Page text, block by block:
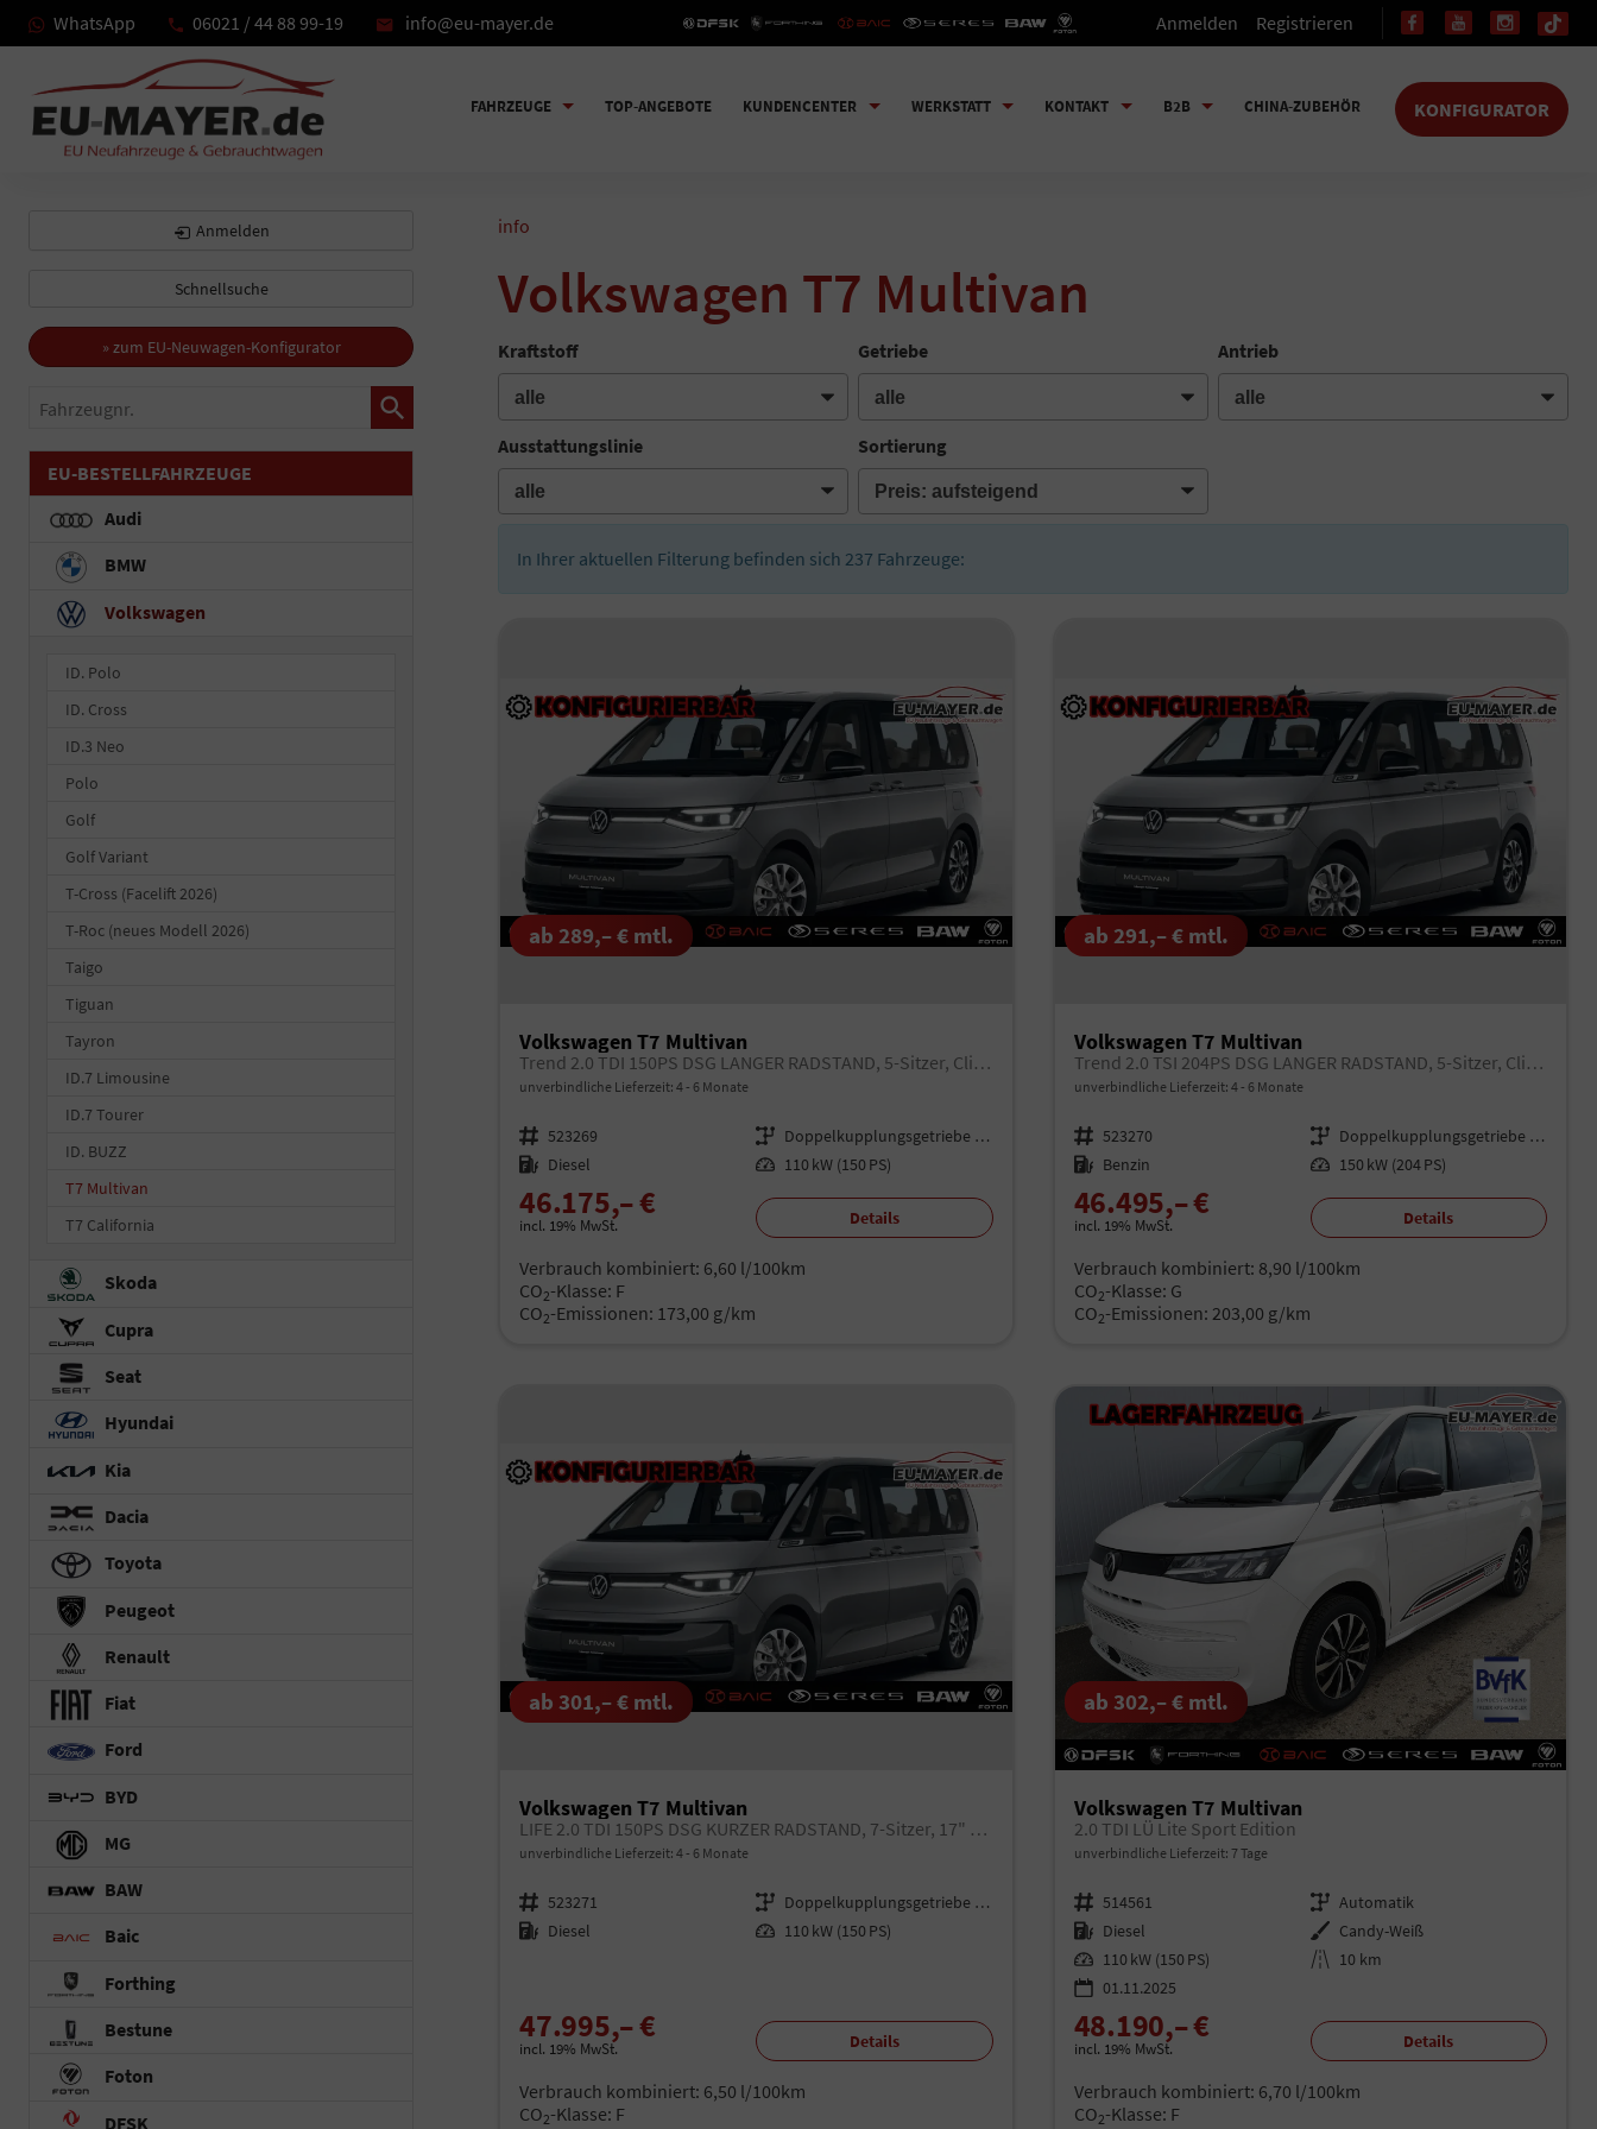
WhatsApp 06021 / 44 88 99-19 info@eu-mayer.de Anmelden Registrieren
FAHRZEUGE TOP-ANGEBOTE KUNDENCENTER WERKSTATT KONTAKT B2B CHINA-ZUBEHÖR KONFIGURATOR
info
Volkswagen T7 Multivan
Kraftstoff Getriebe Antrieb
Ausstattungslinie Sortierung
In Ihrer aktuellen Filterung befinden sich 237 Fahrzeuge:
ab 289,– € mtl.
Volkswagen T7 Multivan
Trend 2.0 TDI 150PS DSG LANGER RADSTAND, 5-Sitzer, Climatic, Parksensoren vorn/hinten, Rückfahrkamera, M-Lederlenkrad, App-Connect, Digital Cockpit Pro, Schiebetüre li/re
unverbindliche Lieferzeit: 4 - 6 Monate
Fahrzeugnr. 523269 Getriebe
Doppelkupplungsgetriebe (DSG)
Kraftstoff Diesel Leistung 110 kW (150 PS)
46.175,– €
incl. 19% MwSt. Details
Verbrauch kombiniert: 6,60 l/100km
CO2-Klasse: F
CO2-Emissionen: 173,00 g/km
ab 291,– € mtl.
Volkswagen T7 Multivan
Trend 2.0 TSI 204PS DSG LANGER RADSTAND, 5-Sitzer, Climatic, Parksensoren vorn/hinten, Rückfahrkamera, M-Lederlenkrad, App-Connect, Digital Cockpit Pro, Schiebetüre li/re
unverbindliche Lieferzeit: 4 - 6 Monate
Fahrzeugnr. 523270 Getriebe
Doppelkupplungsgetriebe (DSG)
Kraftstoff Benzin Leistung 150 kW (204 PS)
46.495,– €
incl. 19% MwSt. Details
Verbrauch kombiniert: 8,90 l/100km
CO2-Klasse: G
CO2-Emissionen: 203,00 g/km
ab 301,– € mtl.
Volkswagen T7 Multivan
LIFE 2.0 TDI 150PS DSG KURZER RADSTAND, 7-Sitzer, 17" ALU, Climatic, Parksensoren vorn/hinten, Rückfahrkamera, M-Lederlenkrad, App-Connect, Digital Cockpit Pro, Schiebetüre li/re
unverbindliche Lieferzeit: 4 - 6 Monate
Fahrzeugnr. 523271 Getriebe
Doppelkupplungsgetriebe (DSG)
Kraftstoff Diesel Leistung 110 kW (150 PS)
47.995,– €
incl. 19% MwSt. Details
Verbrauch kombiniert: 6,50 l/100km
CO2-Klasse: F
ab 302,– € mtl.
Volkswagen T7 Multivan
2.0 TDI LÜ Lite Sport Edition
unverbindliche Lieferzeit: 7 Tage
Fahrzeugnr. 514561 Getriebe Automatik
Kraftstoff Diesel Außenfarbe Candy-Weiß
Leistung 110 kW (150 PS) Kilometerstand 10 km
01.11.2025
48.190,– €
incl. 19% MwSt. Details
Verbrauch kombiniert: 6,70 l/100km
CO2-Klasse: F
Anmelden
Schnellsuche
» zum EU-Neuwagen-Konfigurator
Fahrzeugnr.
EU-BESTELLFAHRZEUGE
Audi
BMW
Volkswagen
ID. Polo
ID. Cross
ID.3 Neo
Polo
Golf
Golf Variant
T-Cross (Facelift 2026)
T-Roc (neues Modell 2026)
Taigo
Tiguan
Tayron
ID.7 Limousine
ID.7 Tourer
ID. BUZZ
T7 Multivan
T7 California
Skoda
Cupra
Seat
Hyundai
Kia
Dacia
Toyota
Peugeot
Renault
Fiat
Ford
BYD
MG
BAW
Baic
Forthing
Bestune
Foton
DFSK